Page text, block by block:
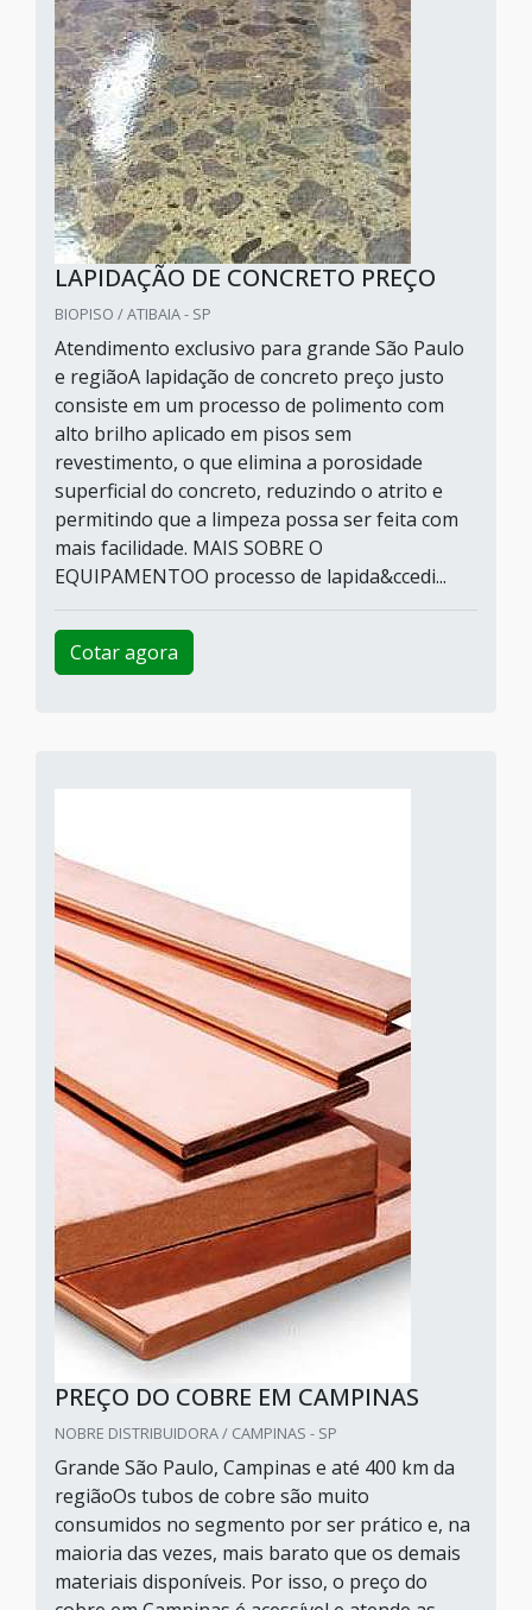
LAPIDAÇÃO DE CONCRETO PREÇO
BIOPISO / ATIBAIA - SP
Atendimento exclusivo para grande São Paulo
e regiãoA lapidação de concreto preço justo
consiste em um processo de polimento com
alto brilho aplicado em pisos sem
revestimento, o que elimina a porosidade
superficial do concreto, reduzindo o atrito e
permitindo que a limpeza possa ser feita com
mais facilidade. MAIS SOBRE O
EQUIPAMENTOO processo de lapida&ccedi...
Cotar agora
PREÇO DO COBRE EM CAMPINAS
NOBRE DISTRIBUIDORA / CAMPINAS - SP
Grande São Paulo, Campinas e até 400 km da
regiãoOs tubos de cobre são muito
consumidos no segmento por ser prático e, na
maioria das vezes, mais barato que os demais
materiais disponíveis. Por isso, o preço do